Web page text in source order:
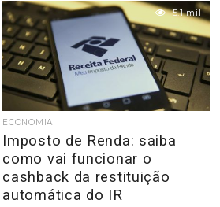
5.1 mil
ECONOMIA
Imposto de Renda: saiba
como vai funcionar o
cashback da restituição
automática do IR